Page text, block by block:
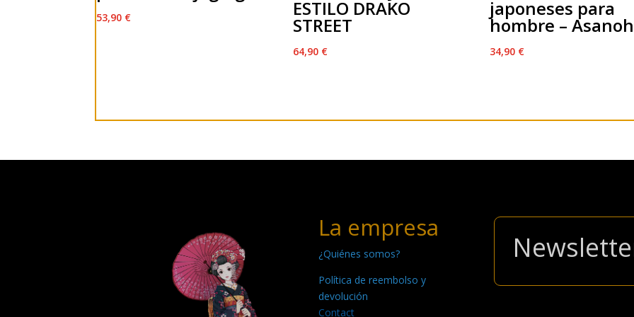
53,90 € ESTILO DRAKO
STREET
64,90 €
japoneses para
hombre –
34,90 €
La empresa
¿Quiénes somos?
Política de reembolso y
devolución
Contact